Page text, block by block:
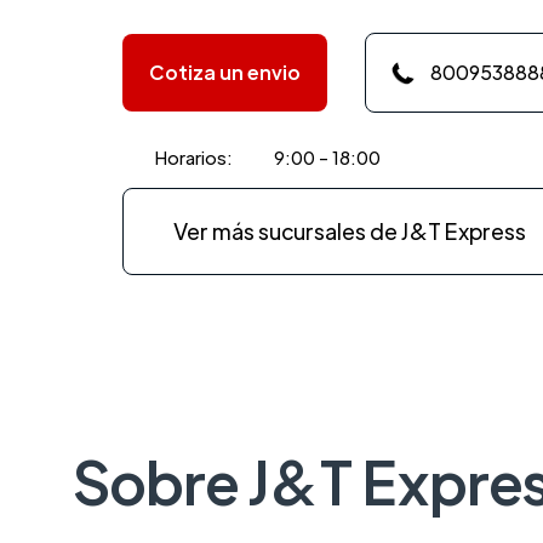
Cotiza un envio
Horarios: 9:00 - 18:00
Ver más sucursales de J&T Express
Sobre J&T